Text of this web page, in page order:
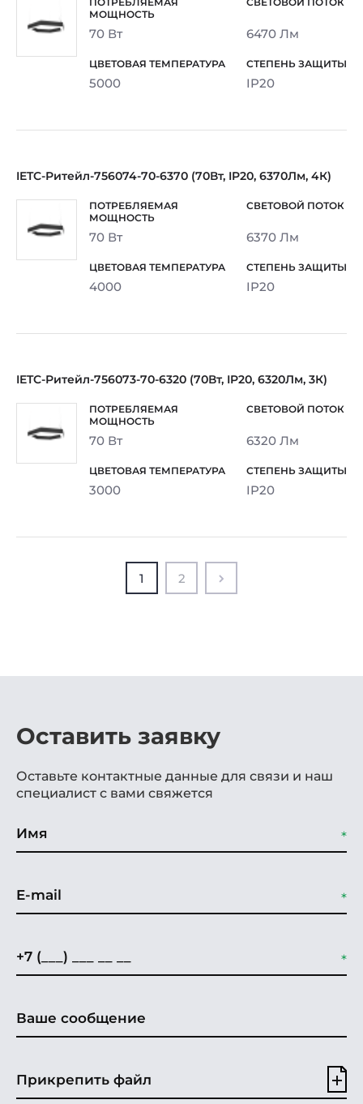
70 Вт 6470 Лм
5000 IP20
IETC-Ритейл-756074-70-6370 (70Вт, IP20, 6370Лм, 4К)
70 Вт 6370 Лм
4000 IP20
IETC-Ритейл-756073-70-6320 (70Вт, IP20, 6320Лм, 3К)
70 Вт 6320 Лм
3000 IP20
1 2
Оставить заявку
Оставьте контактные данные для связи и наш
специалист с вами свяжется
Прикрепить файл